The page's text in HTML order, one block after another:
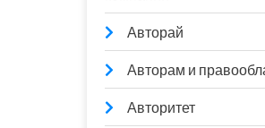
Авторай
Авторам и
Авторитет